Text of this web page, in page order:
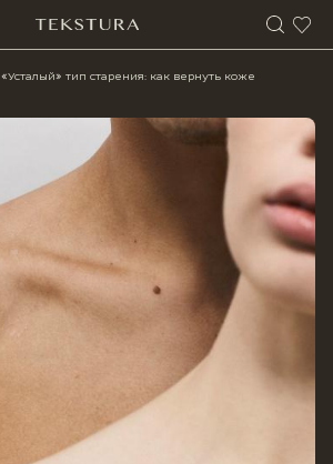
«Усталый» тип старения: как вернуть коже